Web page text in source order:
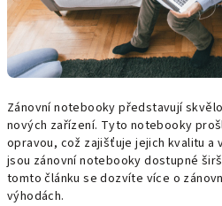
Zánovní notebooky představují
nových zařízení. Tyto notebooky
opravou, což zajišťuje jejich kvalitu a
jsou zánovní notebooky dostupné
tomto článku se dozvíte více o
výhodách.